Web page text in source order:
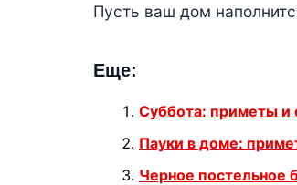
Пусть ваш дом
Еще:
Суббота: приметы и
Пауки в доме:
Черное постельное